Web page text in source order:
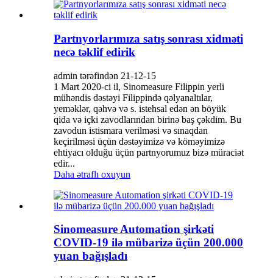
Partnyorlarımıza satış sonrası xidməti
necə təklif edirik
admin tərəfindən 21-12-15
1 Mart 2020-ci il, Sinomeasure Filippin yerli
mühəndis dəstəyi Filippində qəlyanaltılar,
yeməklər, qəhvə və s. istehsal edən ən böyük
qida və içki zavodlarından birinə baş çəkdim. Bu
zavodun istismara verilməsi və sınaqdan
keçirilməsi üçün dəstəyimizə və köməyimizə
ehtiyacı olduğu üçün partnyorumuz bizə müraciət
edir...
Daha ətraflı oxuyun
Sinomeasure Automation şirkəti
COVID-19 ilə mübarizə üçün 200.000
yuan bağışladı